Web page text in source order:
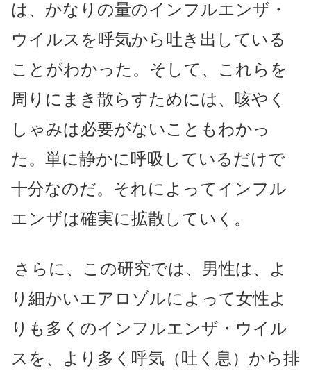
は、かなりの量のインフルエンザ・
ウイルスを呼気から吐き出している
ことがわかった。そして、これらを
周りにまき散らすためには、咳やく
しゃみは必要がないこともわかっ
た。単に静かに呼吸しているだけで
十分なのだ。それによってインフル
エンザは確実に拡散していく。
さらに、この研究では、男性は、よ
り細かいエアロゾルによって女性よ
りも多くのインフルエンザ・ウイル
スを、より多く呼気（吐く息）から排